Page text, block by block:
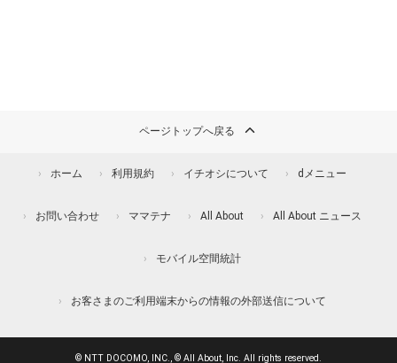
ページトップへ戻る
ホーム 利用規約 イチオシについて dメニュー
お問い合わせ ママテナ All About All About ニュース
モバイル空間統計
お客さまのご利用端末からの情報の外部送信について
© NTT DOCOMO, INC., © All About, Inc. All rights reserved.